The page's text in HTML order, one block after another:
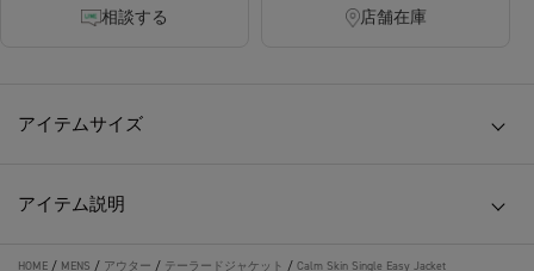
相談する 店舗在庫
アイテムサイズ
アイテム説明
HOME / MENS / アウター / テーラードジャケット / Calm Skin Single Easy Jacket